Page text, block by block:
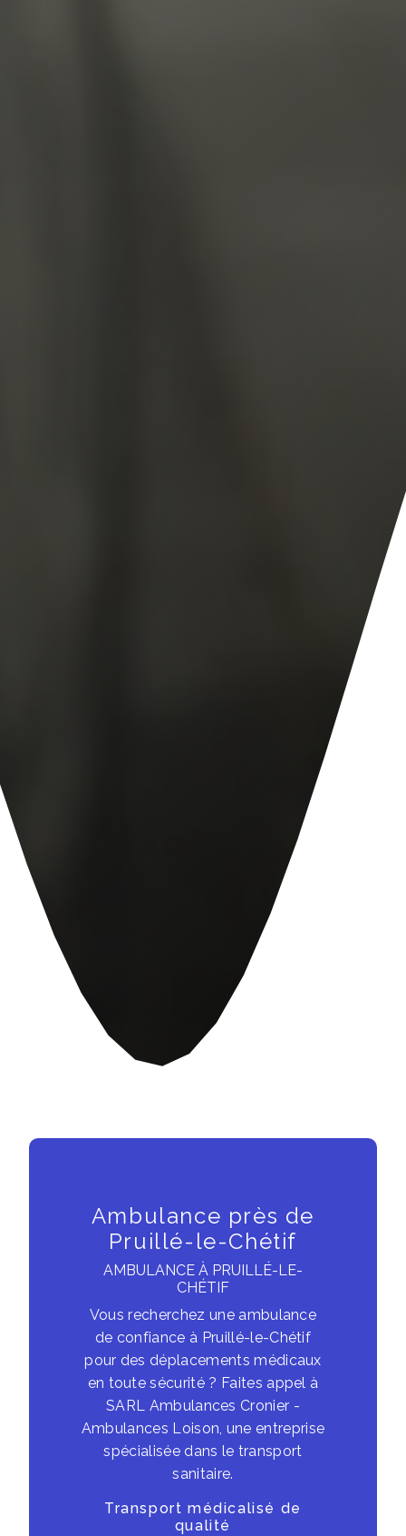
Ambulance près de
Pruillé-le-Chétif
AMBULANCE À PRUILLÉ-LE-
CHÉTIF
Vous recherchez une ambulance
de confiance à Pruillé-le-Chétif
pour des déplacements médicaux
en toute sécurité ? Faites appel à
SARL Ambulances Cronier -
Ambulances Loison, une entreprise
spécialisée dans le transport
sanitaire.
Transport médicalisé de
qualité